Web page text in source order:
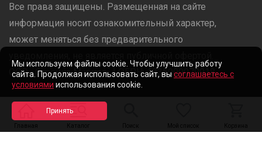
Главная Каталог Поиск Мой список Корзина
Все права защищены. Размещенная на сайте
информация носит ознакомительный характер,
может меняться без предварительного
ООО «Стройка Маркет» | ОГРН: 1235000079918
Разработано в
Мы используем файлы cookie. Чтобы улучшить работу
сайта. Продолжая использовать сайт, вы соглашаетесь с
условиями использования cookie.